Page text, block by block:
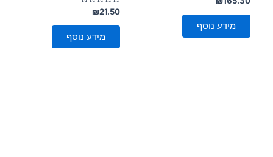
0
מתוך
מידע נוסף
דורג
0
מתוך
₪21.50
מידע נוסף